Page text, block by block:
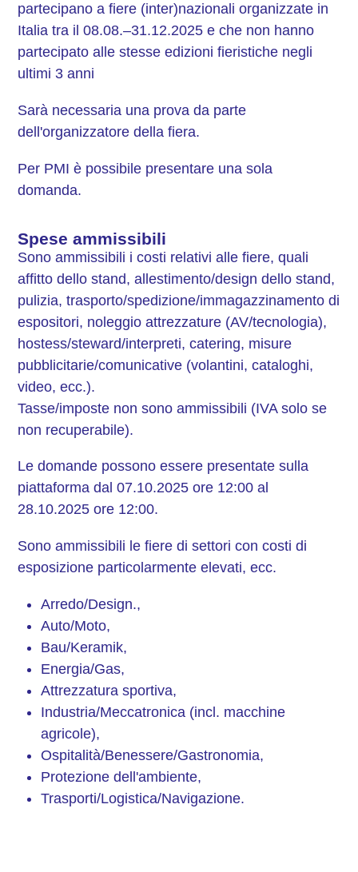
partecipano a fiere (inter)nazionali organizzate in
Italia tra il 08.08.–31.12.2025 e che non hanno
partecipato alle stesse edizioni fieristiche negli
ultimi 3 anni
Sarà necessaria una prova da parte
dell'organizzatore della fiera.
Per PMI è possibile presentare una sola
domanda.
Spese ammissibili
Sono ammissibili i costi relativi alle fiere, quali
affitto dello stand, allestimento/design dello stand,
pulizia, trasporto/spedizione/immagazzinamento di
espositori, noleggio attrezzature (AV/tecnologia),
hostess/steward/interpreti, catering, misure
pubblicitarie/comunicative (volantini, cataloghi,
video, ecc.).
Tasse/imposte non sono ammissibili (IVA solo se
non recuperabile).
Le domande possono essere presentate sulla
piattaforma dal 07.10.2025 ore 12:00 al
28.10.2025 ore 12:00.
Sono ammissibili le fiere di settori con costi di
esposizione particolarmente elevati, ecc.
Arredo/Design.,
Auto/Moto,
Bau/Keramik,
Energia/Gas,
Attrezzatura sportiva,
Industria/Meccatronica (incl. macchine
agricole),
Ospitalità/Benessere/Gastronomia,
Protezione dell'ambiente,
Trasporti/Logistica/Navigazione.